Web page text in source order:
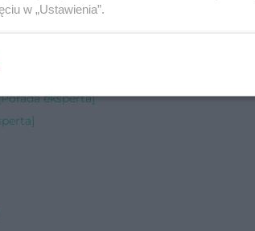
eksperta]
w „Ustawienia”.